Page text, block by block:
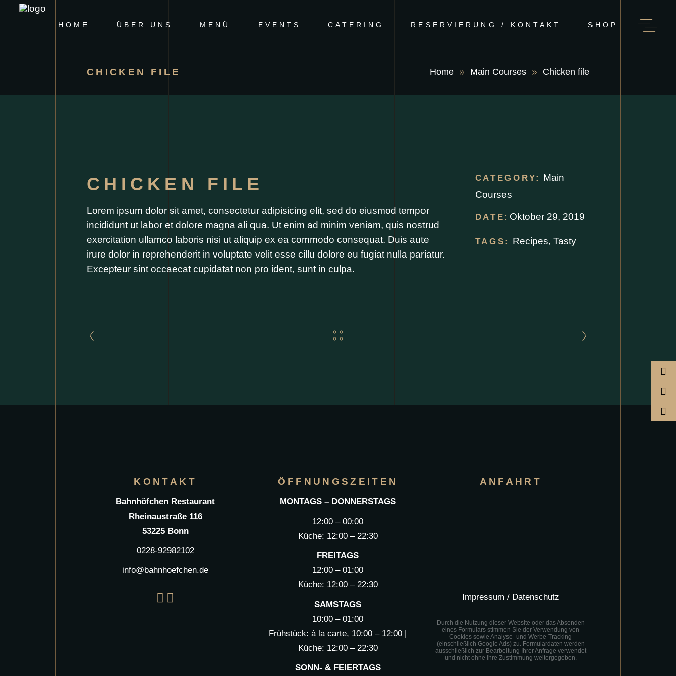
HOME ÜBER UNS MENÜ EVENTS CATERING RESERVIERUNG / KONTAKT SHOP
CHICKEN FILE Home Main Courses Chicken file
CHICKEN FILE
Lorem ipsum dolor sit amet, consectetur adipisicing elit, sed do eiusmod tempor
incididunt ut labor et dolore magna ali qua. Ut enim ad minim veniam, quis nostrud
exercitation ullamco laboris nisi ut aliquip ex ea commodo consequat. Duis aute
irure dolor in reprehenderit in voluptate velit esse cillu dolore eu fugiat nulla pariatur.
Excepteur sint occaecat cupidatat non pro ident, sunt in culpa.
CATEGORY:
Main
Courses
DATE: Oktober 29, 2019
TAGS: Recipes,Tasty
KONTAKT
Bahnhöfchen Restaurant
Rheinaustraße 116
53225 Bonn
0228-92982102
info@bahnhoefchen.de
ÖFFNUNGSZEITEN
MONTAGS – DONNERSTAGS
12:00 – 00:00
Küche: 12:00 – 22:30
FREITAGS
12:00 – 01:00
Küche: 12:00 – 22:30
SAMSTAGS
10:00 – 01:00
Frühstück: à la carte, 10:00 – 12:00 |
Küche: 12:00 – 22:30
SONN- & FEIERTAGS
ANFAHRT
Impressum / Datenschutz
Durch die Nutzung dieser Website oder das Absenden
eines Formulars stimmen Sie der Verwendung von
Cookies sowie Analyse- und Werbe-Tracking
(einschließlich Google Ads) zu. Formulardaten werden
ausschließlich zur Bearbeitung Ihrer Anfrage verwendet
und nicht ohne Ihre Zustimmung weitergegeben.